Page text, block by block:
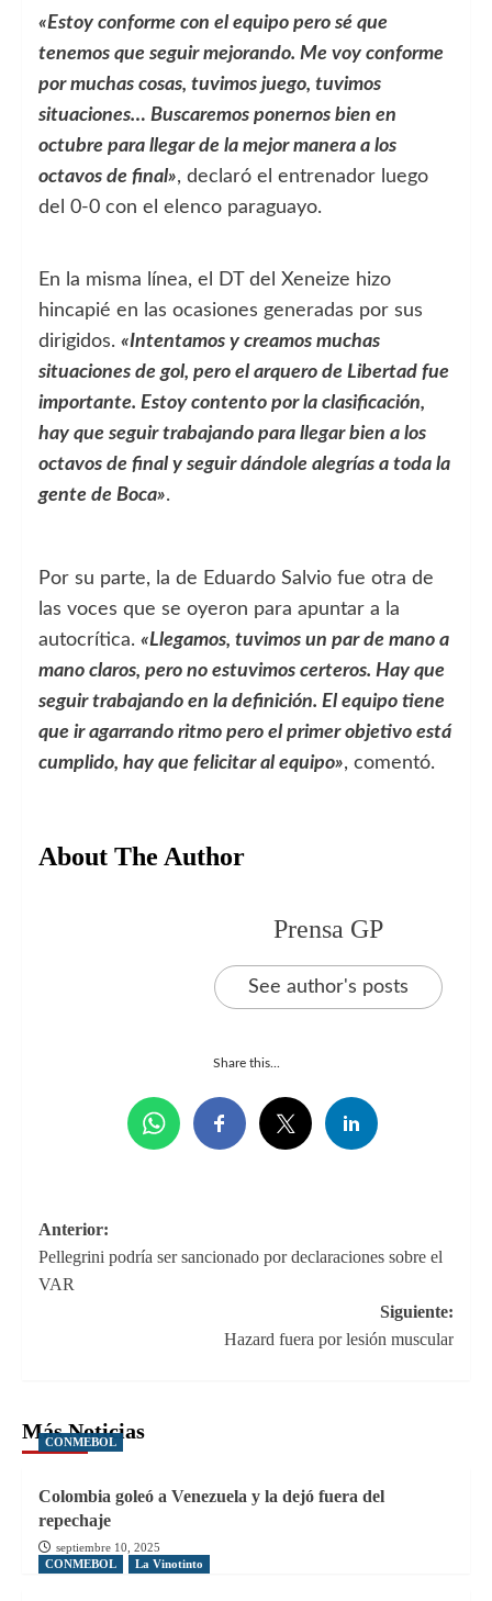
«Estoy conforme con el equipo pero sé que
tenemos que seguir mejorando. Me voy conforme
por muchas cosas, tuvimos juego, tuvimos
situaciones… Buscaremos ponernos bien en
octubre para llegar de la mejor manera a los
octavos de final», declaró el entrenador luego
del 0-0 con el elenco paraguayo.
En la misma línea, el DT del Xeneize hizo
hincapié en las ocasiones generadas por sus
dirigidos. «Intentamos y creamos muchas
situaciones de gol, pero el arquero de Libertad fue
importante. Estoy contento por la clasificación,
hay que seguir trabajando para llegar bien a los
octavos de final y seguir dándole alegrías a toda la
gente de Boca».
Por su parte, la de Eduardo Salvio fue otra de
las voces que se oyeron para apuntar a la
autocrítica. «Llegamos, tuvimos un par de mano a
mano claros, pero no estuvimos certeros. Hay que
seguir trabajando en la definición. El equipo tiene
que ir agarrando ritmo pero el primer objetivo está
cumplido, hay que felicitar al equipo», comentó.
About The Author
Prensa GP
See author's posts
Share this...
Navegación
de
Anterior:
Pellegrini podría ser sancionado por declaraciones sobre el
VAR
Siguiente:
Hazard fuera por lesión muscular
Más Noticias
CONMEBOL
Colombia goleó a Venezuela y la dejó fuera del
repechaje
septiembre 10, 2025
CONMEBOL
La Vinotinto